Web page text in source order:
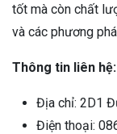
tốt mà còn chất
và các phương
Thông tin liên hệ:
Địa chỉ: 2D1
Điện thoại: